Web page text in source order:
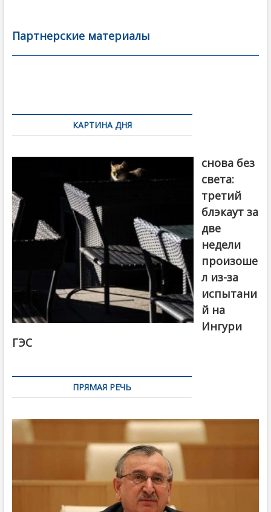
b
o
er l
а
в
Партнерские материалы
по
записямКАРТИНА ДНЯ
снова без
света:
третий
блэкаут за
две
недели
произоше
л из-за
испытани
й на
Ингури
ГЭС
ПРЯМАЯ РЕЧЬ